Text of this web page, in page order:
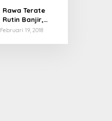
Rawa Terate
Rutin Banjir,
Anies Bakal Cek
Februari 19, 2018